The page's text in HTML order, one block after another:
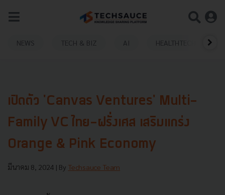
NEWS TECH & BIZ AI HEALTHTECH
เปิดตัว 'Canvas Ventures' Multi-
Family VC ไทย-ฝรั่งเศส เสริมแกร่ง
Orange & Pink Economy
มีนาคม 8, 2024 | By Techsauce Team